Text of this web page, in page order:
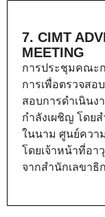
7. CIMT
MEETING
การประชุมคณะก
การเพื่อตรวจส
สอบการดำเนินง
กำลังเผชิญ โดย
ในนาม ศูนย์ควา
โดยเจ้าหน้าที่อา
จากสำนักเลขาธิ